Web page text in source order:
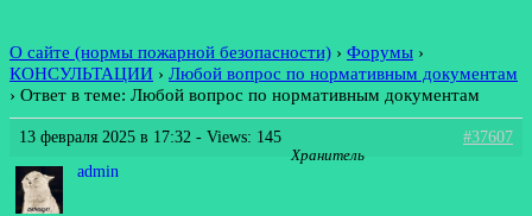
О сайте (нормы пожарной безопасности) › Форумы ›
КОНСУЛЬТАЦИИ › Любой вопрос по нормативным документам
› Ответ в теме: Любой вопрос по нормативным документам
13 февраля 2025 в 17:32 - Views: 145
#37607
admin
Хранитель